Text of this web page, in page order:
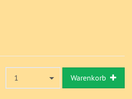
1 Warenkorb